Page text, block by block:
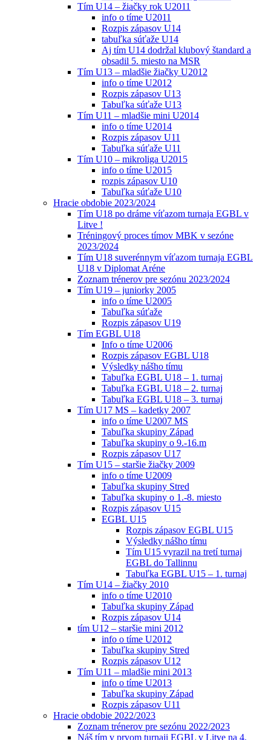
Tím U14 – žiačky rok U2011
info o tíme U2011
Rozpis zápasov U14
tabuľka súťaže U14
Aj tím U14 dodržal klubový štandard a
obsadil 5. miesto na MSR
Tím U13 – mladšie žiačky U2012
info o tíme U2012
Rozpis zápasov U13
Tabuľka súťaže U13
Tím U11 – mladšie mini U2014
info o tíme U2014
Rozpis zápasov U11
Tabuľka súťaže U11
Tím U10 – mikroliga U2015
info o tíme U2015
rozpis zápasov U10
Tabuľka súťaže U10
Hracie obdobie 2023/2024
Tím U18 po dráme víťazom turnaja EGBL v
Litve !
Tréningový proces tímov MBK v sezóne
2023/2024
Tím U18 suverénnym víťazom turnaja EGBL
U18 v Diplomat Aréne
Zoznam trénerov pre sezónu 2023/2024
Tím U19 – juniorky 2005
info o tíme U2005
Tabuľka súťaže
Rozpis zápasov U19
Tím EGBL U18
Info o tíme U2006
Rozpis zápasov EGBL U18
Výsledky nášho tímu
Tabuľka EGBL U18 – 1. turnaj
Tabuľka EGBL U18 – 2. turnaj
Tabuľka EGBL U18 – 3. turnaj
Tím U17 MS – kadetky 2007
info o tíme U2007 MS
Tabuľka skupiny Západ
Tabuľka skupiny o 9.-16.m
Rozpis zápasov U17
Tím U15 – staršie žiačky 2009
info o tíme U2009
Tabuľka skupiny Stred
Tabuľka skupiny o 1.-8. miesto
Rozpis zápasov U15
EGBL U15
Rozpis zápasov EGBL U15
Výsledky nášho tímu
Tím U15 vyrazil na tretí turnaj
EGBL do Tallinnu
Tabuľka EGBL U15 – 1. turnaj
Tím U14 – žiačky 2010
info o tíme U2010
Tabuľka skupiny Západ
Rozpis zápasov U14
tím U12 – staršie mini 2012
info o tíme U2012
Tabuľka skupiny Stred
Rozpis zápasov U12
Tím U11 – mladšie mini 2013
info o tíme U2013
Tabuľka skupiny Západ
Rozpis zápasov U11
Hracie obdobie 2022/2023
Zoznam trénerov pre sezónu 2022/2023
Náš tím v prvom turnaji EGBL v Litve na 4.